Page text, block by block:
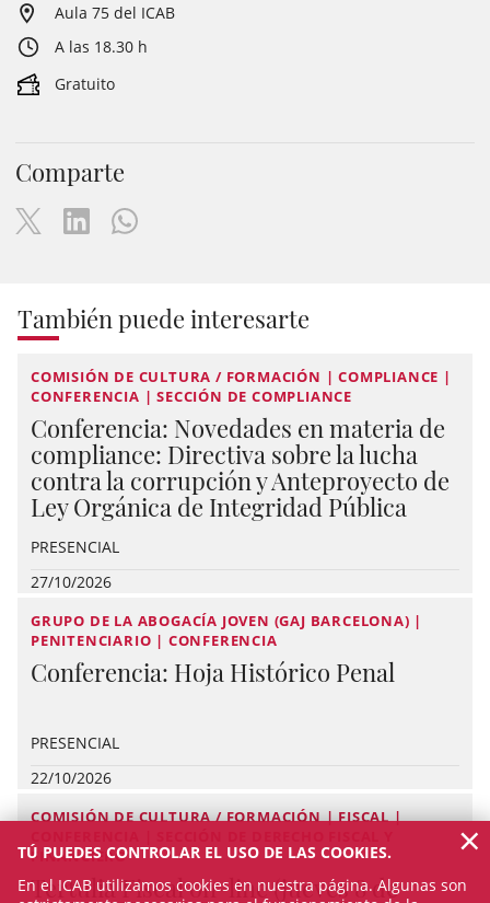
Aula 75 del ICAB
A las 18.30 h
Gratuito
Comparte
También puede interesarte
COMISIÓN DE CULTURA / FORMACIÓN | COMPLIANCE |
CONFERENCIA | SECCIÓN DE COMPLIANCE
Conferencia: Novedades en materia de
compliance: Directiva sobre la lucha
contra la corrupción y Anteproyecto de
Ley Orgánica de Integridad Pública
PRESENCIAL
27/10/2026
GRUPO DE LA ABOGACÍA JOVEN (GAJ BARCELONA) |
PENITENCIARIO | CONFERENCIA
Conferencia: Hoja Histórico Penal
PRESENCIAL
22/10/2026
COMISIÓN DE CULTURA / FORMACIÓN | FISCAL |
FINANCIERO
Tertulia Fiscal on-line (jueves 8 de
TÚ PUEDES CONTROLAR EL USO DE LAS COOKIES.
En el ICAB utilizamos cookies en nuestra página. Algunas son
×